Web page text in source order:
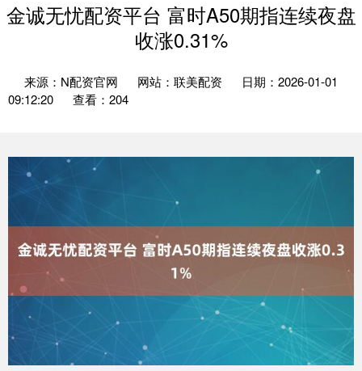
金诚无忧配资平台 富时A50期指连续夜盘
收涨0.31%
来源：N配资官网 网站：联美配资
日期：2026-01-01
09:12:20
查看：204